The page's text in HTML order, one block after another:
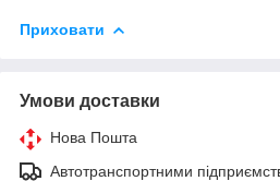
Приховати
Умови доставки
Нова Пошта
Автотранспортними